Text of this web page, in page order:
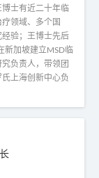
士有近二十年临
领域、多个国
验；王博士先后
新加坡建立MSD临
负责人，带领团
上海创新中心负